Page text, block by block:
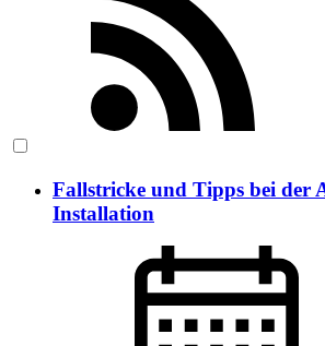
Fallstricke und Tipps bei der
Installation